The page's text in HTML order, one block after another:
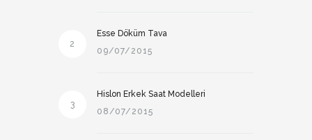
2
Esse Döküm Tava
09/07/2015
3
Hislon Erkek Saat Modelleri
08/07/2015